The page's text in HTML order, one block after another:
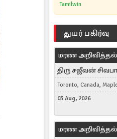
Tamilwin
துயர் பகிர்வு
மரண அறிவித்தல்
திரு சஜீவன்
Toronto, Canada,
03 Aug, 2026
மரண அறிவித்தல்